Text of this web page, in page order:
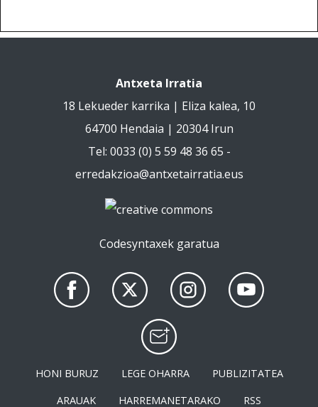
Antxeta Irratia
18 Lekueder karrika | Eliza kalea, 10
64700 Hendaia | 20304 Irun
Tel: 0033 (0) 5 59 48 36 65 -
erredakzioa@antxetairratia.eus
Codesyntaxek garatua
HONI BURUZ LEGE OHARRA
PUBLIZITATEA
ARAUAK
HARREMANETARAKO RSS